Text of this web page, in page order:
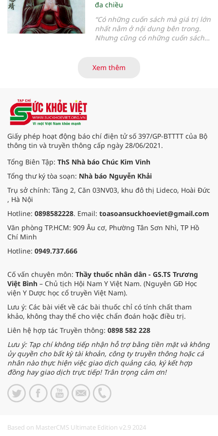
đa chiều
“Có những cuốn sách mà giá trị lớn
nhất nằm ở nội dung bên trong.
Nhưng cũng có những cuốn sách
vóc của tác giả và triết lý mà cả
Xem thêm
Giấy phép hoạt động báo chí điện tử số 397/GP-BTTTT của Bộ
thông tin và truyền thông cấp ngày 28/06/2021.
Tổng Biên Tập: ThS Nhà báo Chúc Kim Vinh
Tổng thư ký tòa soạn: Nhà báo Nguyễn Khải
Trụ sở chính: Tầng 2, Căn 03NV03, khu đô thị Lideco, Hoài Đức
, Hà Nội
Hotline: 0898582228. Email: toasoansuckhoeviet@gmail.com
Văn phòng TP.HCM: 909 Âu cơ, Phường Tân Sơn Nhì, TP Hồ
Chí Minh
Hotline: 0949.737.666
Cố vấn chuyên môn: Thầy thuốc nhân dân - GS.TS Trương
Việt Bình – Chủ tịch Hội Nam Y Việt Nam. (Nguyên GĐ Học
viện Y Dược học cổ truyền Việt Nam).
Lưu ý: Các bài viết về các bài thuốc chỉ có tính chất tham
khảo, không thay thế cho việc chẩn đoán hoặc điều trị.
Liên hệ hợp tác Truyền thông: 0898 582 228
Lưu ý: Tạp chí không tiếp nhận hỗ trợ bằng tiền mặt và không
ủy quyền cho bất kỳ tài khoản, công ty truyền thông hoặc cá
nhân nào thực hiện việc giao dịch quảng cáo, ký kết hợp
đồng hay giao dịch trực tiếp! Trân trọng cảm ơn!
Based on MasterCMS Ultimate Edition v2.9 2024